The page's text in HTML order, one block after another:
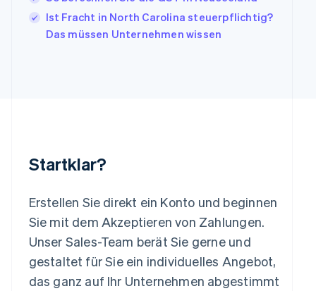
Ist Fracht in North Carolina steuerpflichtig?
Das müssen Unternehmen wissen
Startklar?
Erstellen Sie direkt ein Konto und beginnen
Sie mit dem Akzeptieren von Zahlungen.
Unser Sales-Team berät Sie gerne und
gestaltet für Sie ein individuelles Angebot,
das ganz auf Ihr Unternehmen abgestimmt
Kanada
English Français
Luxemburg
English简体中文
Malta
Mexiko
EspañolEnglish
Neuseeland